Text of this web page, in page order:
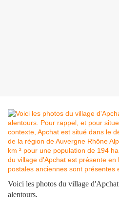
Voici les photos du village
alentours.